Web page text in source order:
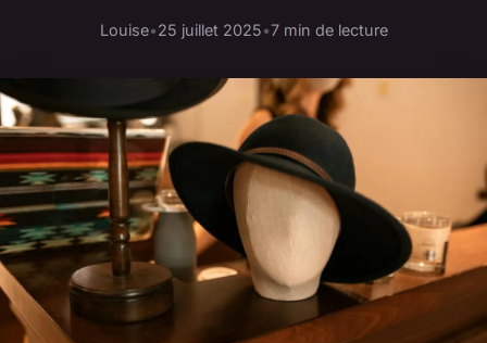
Louise•25 juillet 2025•7 min de lecture